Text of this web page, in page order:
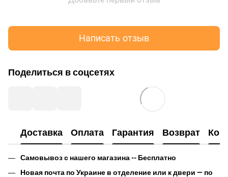
Написать отзыв
Поделиться в соцсетях
Доставка Оплата Гарантия Возврат
Самовывоз с нашего магазина -- Бесплатно
Новая почта по Украине в отделение или к двери — по